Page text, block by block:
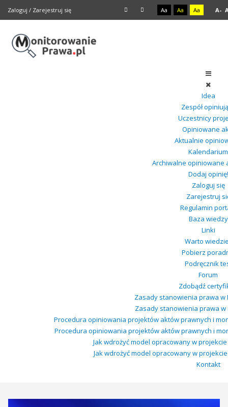
Zaloguj / Zarejestruj się Aa Aa Aa A-
Idea
Zespół
Uczestnicy
Opiniowane
Aktualnie
Kalendarium
Archiwalne opiniowane
Dodaj opinię!
Zaloguj się
Zarejestruj
Regulamin
Baza wiedzy
Linki
Warto
Pobierz
Podręcznik
Forum
Zdobądź
Zasady stanowienia prawa w
Zasady stanowienia prawa w
Procedura opiniowania projektów aktów prawnych i
Procedura opiniowania projektów aktów prawnych i
Jak wdrożyć model opracowany w
Jak wdrożyć model opracowany w
Kontakt